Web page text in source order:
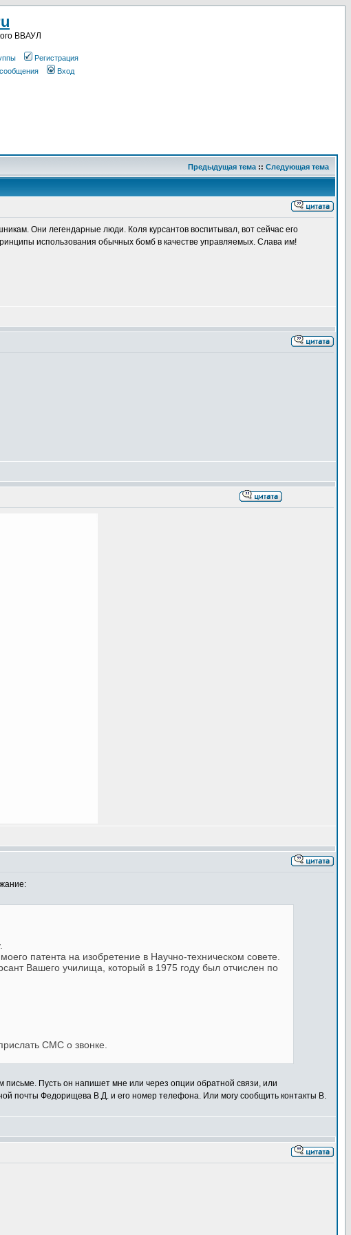
ВВАУЛ
Регистрация
Вход
Предыдущая тема :: Следующая тема
Они легендарные люди. Коля курсантов воспитывал, вот сейчас его
использования обычных бомб в качестве управляемых. Слава им!
патента на изобретение в Научно-техническом совете.
Вашего училища, который в 1975 году был отчислен по
СМС о звонке.
Пусть он напишет мне или через опции обратной связи, или
почты Федорищева В.Д. и его номер телефона. Или могу сообщить контакты В.